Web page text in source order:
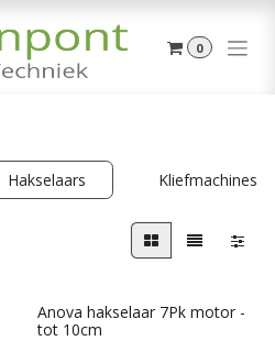
0
Hakselaars Kliefmachines
Anova hakselaar 7Pk motor -
tot 10cm